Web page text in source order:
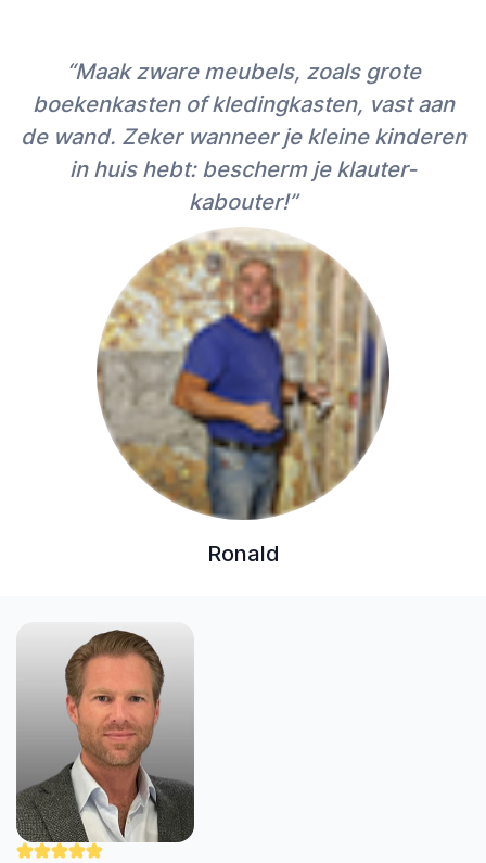
“Maak zware meubels, zoals grote
boekenkasten of kledingkasten, vast aan
de wand. Zeker wanneer je kleine kinderen
in huis hebt: bescherm je klauter-
kabouter!”
Ronald
"Nick werkt zorgvuldig en professioneel. Hij